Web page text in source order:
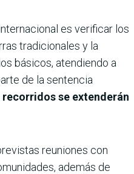
es verificar los
tradicionales y la
básicos, atendiendo a
de la sentencia
recorridos se extenderán
reuniones con
además de